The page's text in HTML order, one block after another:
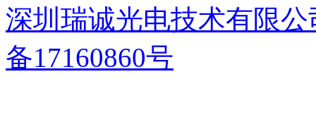
深圳瑞诚光电技术有限公
备17160860号